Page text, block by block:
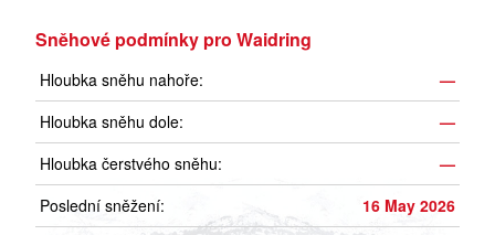
Sněhové podmínky pro Waidring
Hloubka sněhu nahoře:
—
Hloubka sněhu dole:
—
Hloubka čerstvého sněhu:
—
Poslední sněžení:
16 May 2026